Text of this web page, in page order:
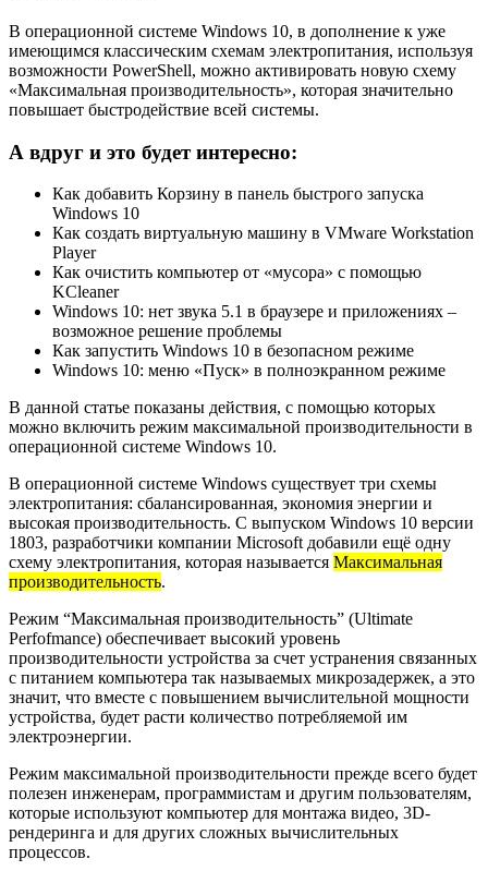
В операционной системе Windows 10, в дополнение к уже
имеющимся классическим схемам электропитания, используя
возможности PowerShell, можно активировать новую схему
«Максимальная производительность», которая значительно
повышает быстродействие всей системы.
А вдруг и это будет интересно:
Как добавить Корзину в панель быстрого запуска
Windows 10
Как создать виртуальную машину в VMware Workstation
Player
Как очистить компьютер от «мусора» с помощью
KCleaner
Windows 10: нет звука 5.1 в браузере и приложениях –
возможное решение проблемы
Как запустить Windows 10 в безопасном режиме
Windows 10: меню «Пуск» в полноэкранном режиме
В данной статье показаны действия, с помощью которых
можно включить режим максимальной производительности в
операционной системе Windows 10.
В операционной системе Windows существует три схемы
электропитания: сбалансированная, экономия энергии и
высокая производительность. С выпуском Windows 10 версии
1803, разработчики компании Microsoft добавили ещё одну
схему электропитания, которая называется Максимальная
производительность.
Режим “Максимальная производительность” (Ultimate
Perfofmance) обеспечивает высокий уровень
производительности устройства за счет устранения связанных
с питанием компьютера так называемых микрозадержек, а это
значит, что вместе с повышением вычислительной мощности
устройства, будет расти количество потребляемой им
электроэнергии.
Режим максимальной производительности прежде всего будет
полезен инженерам, программистам и другим пользователям,
которые используют компьютер для монтажа видео, 3D-
рендеринга и для других сложных вычислительных
процессов.